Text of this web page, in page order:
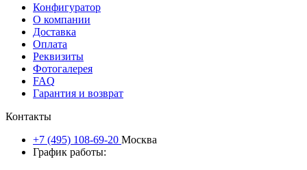
Конфигуратор
О компании
Доставка
Оплата
Реквизиты
Фотогалерея
FAQ
Гарантия и возврат
Контакты
+7 (495) 108-69-20 Москва
График работы: